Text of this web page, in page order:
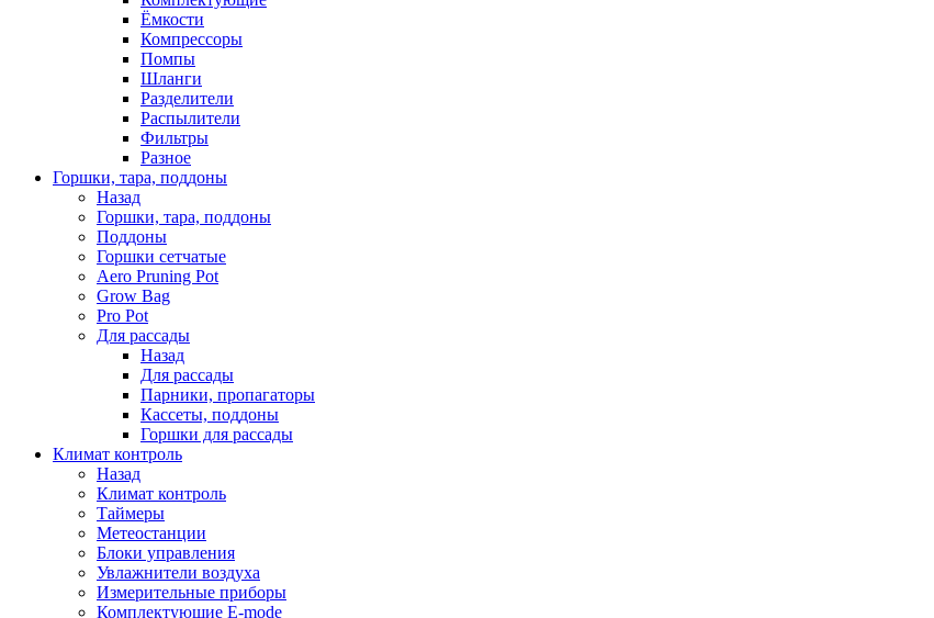
Ёмкости
Компрессоры
Помпы
Шланги
Разделители
Распылители
Фильтры
Разное
Горшки, тара, поддоны
Назад
Горшки, тара, поддоны
Поддоны
Горшки сетчатые
Aero Pruning Pot
Grow Bag
Pro Pot
Для рассады
Назад
Для рассады
Парники, пропагаторы
Кассеты, поддоны
Горшки для рассады
Климат контроль
Назад
Климат контроль
Таймеры
Метеостанции
Блоки управления
Увлажнители воздуха
Измерительные приборы
Комплектующие E-mode